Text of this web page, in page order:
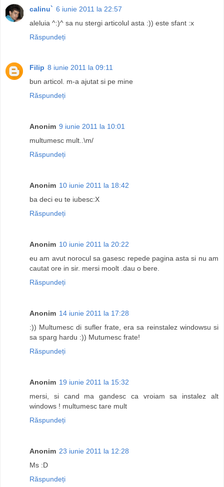
calinu` 6 iunie 2011 la 22:57
aleluia ^:)^ sa nu stergi articolul asta :)) este sfant :x
Răspundeți
Filip 8 iunie 2011 la 09:11
bun articol. m-a ajutat si pe mine
Răspundeți
Anonim 9 iunie 2011 la 10:01
multumesc mult..\m/
Răspundeți
Anonim 10 iunie 2011 la 18:42
ba deci eu te iubesc:X
Răspundeți
Anonim 10 iunie 2011 la 20:22
eu am avut norocul sa gasesc repede pagina asta si nu am
cautat ore in sir. mersi moolt .dau o bere.
Răspundeți
Anonim 14 iunie 2011 la 17:28
:)) Multumesc di sufler frate, era sa reinstalez windowsu si
sa sparg hardu :)) Mutumesc frate!
Răspundeți
Anonim 19 iunie 2011 la 15:32
mersi, si cand ma gandesc ca vroiam sa instalez alt
windows ! multumesc tare mult
Răspundeți
Anonim 23 iunie 2011 la 12:28
Ms :D
Răspundeți